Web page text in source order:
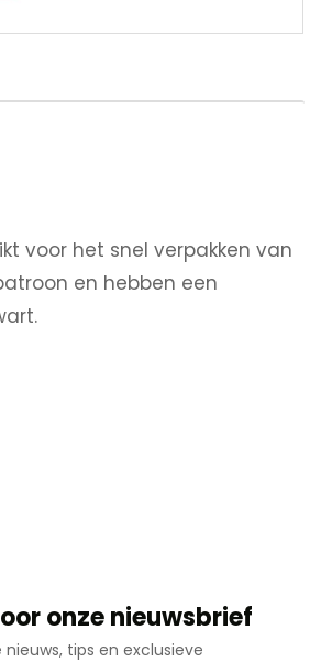
voor het snel verpakken van
en hebben een
onze nieuwsbrief
tips en exclusieve